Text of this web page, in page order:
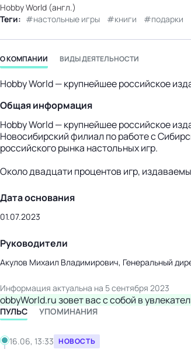
бизнес-центр
Hobby World (англ.)
Теги:
настольные игры книги подарки
О КОМПАНИИ ВИДЫ ДЕЯТЕЛЬНОСТИ
Hobby World — крупнейшее российское
Общая информация
Hobby World — крупнейшее российское
Новосибирский филиал по работе с
российского рынка настольных игр.
Около двадцати процентов игр,
Дата основания
01.07.2023
Руководители
Акулов Михаил Владимирович, Генеральный
Информация актуальна на 5 сентября 2023
obbyWorld.ru зовет вас с собой в
ПУЛЬС УПОМИНАНИЯ
16.06, 13:33 НОВОСТЬ